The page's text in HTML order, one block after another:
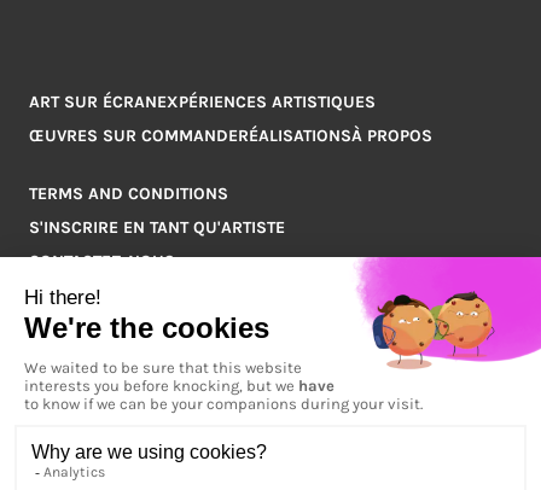
ART SUR ÉCRANEXPÉRIENCES ARTISTIQUES
ŒUVRES SUR COMMANDERÉALISATIONSÀ PROPOS
TERMS AND CONDITIONS
S'INSCRIRE EN TANT QU'ARTISTE
CONTACTEZ-NOUS
Q&A